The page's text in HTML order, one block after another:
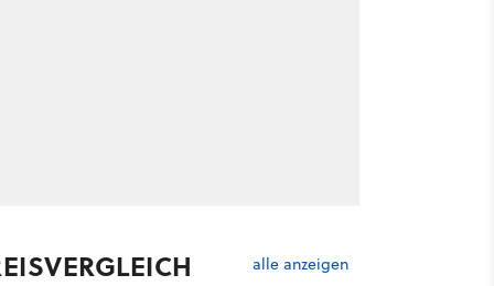
alle anzeigen